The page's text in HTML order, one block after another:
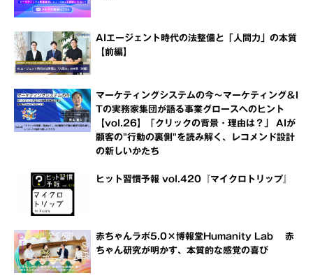
AIエージェント時代の法整備と「人間力」の本質
【前編】
マーケティングシステムの今～マーケティング＆I
Tの実務家集団が語る事業グロースへのヒント
【vol.26】「クリックの背景・理由は？」 AIが
顧客の"行動の裏側"を読み解く、レコメンド設計
の新しいかたち
ヒット習慣予報 vol.420『マイクロトリップ』
赤ちゃんラボ5.0×博報堂Humanity Lab 赤
ちゃん研究が明かす、本質的な感覚の喜び